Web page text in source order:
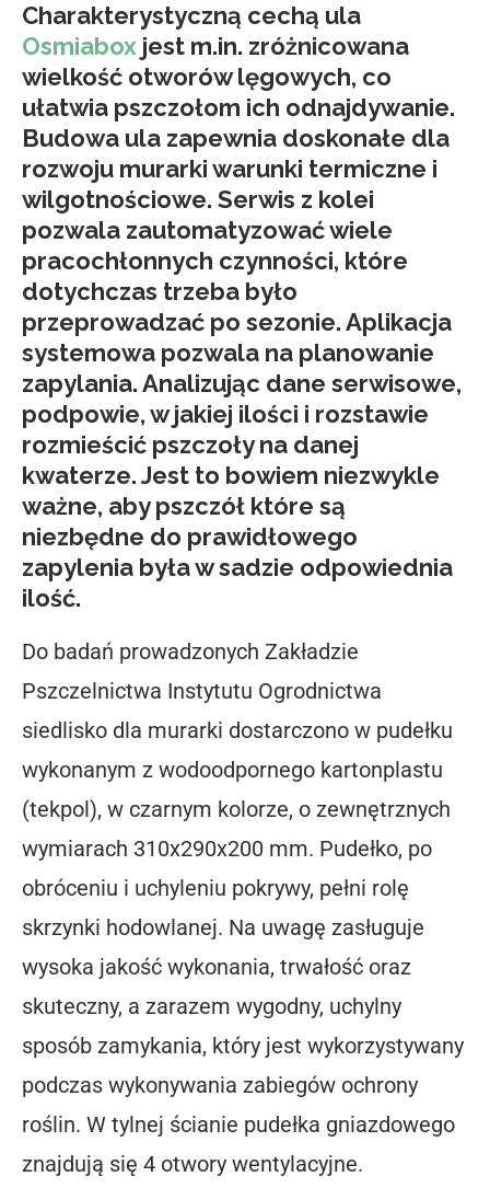
Charakterystyczną cechą ula
Osmiabox jest m.in. zróżnicowana
wielkość otworów lęgowych, co
ułatwia pszczołom ich odnajdywanie.
Budowa ula zapewnia doskonałe dla
rozwoju murarki warunki termiczne i
wilgotnościowe. Serwis z kolei
pozwala zautomatyzować wiele
pracochłonnych czynności, które
dotychczas trzeba było
przeprowadzać po sezonie. Aplikacja
systemowa pozwala na planowanie
zapylania. Analizując dane serwisowe,
podpowie, w jakiej ilości i rozstawie
rozmieścić pszczoły na danej
kwaterze. Jest to bowiem niezwykle
ważne, aby pszczół które są
niezbędne do prawidłowego
zapylenia była w sadzie odpowiednia
ilość.
Do badań prowadzonych Zakładzie
Pszczelnictwa Instytutu Ogrodnictwa
siedlisko dla murarki dostarczono w pudełku
wykonanym z wodoodpornego kartonplastu
(tekpol), w czarnym kolorze, o zewnętrznych
wymiarach 310x290x200 mm. Pudełko, po
obróceniu i uchyleniu pokrywy, pełni rolę
skrzynki hodowlanej. Na uwagę zasługuje
wysoka jakość wykonania, trwałość oraz
skuteczny, a zarazem wygodny, uchylny
sposób zamykania, który jest wykorzystywany
podczas wykonywania zabiegów ochrony
roślin. W tylnej ścianie pudełka gniazdowego
znajdują się 4 otwory wentylacyjne.